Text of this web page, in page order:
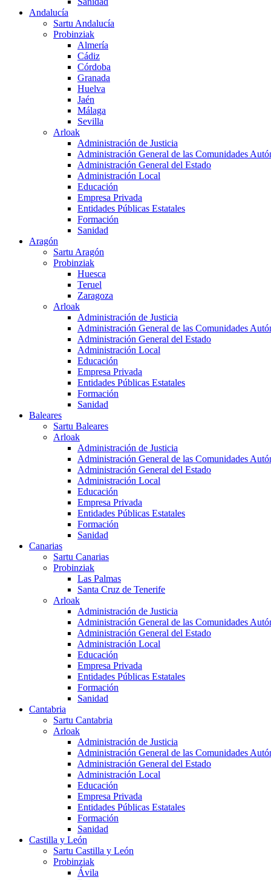
Andalucía
Sartu Andalucía
Probinziak
Almería
Cádiz
Córdoba
Granada
Huelva
Jaén
Málaga
Sevilla
Arloak
Administración de Justicia
Administración General de las Comunidades
Administración General del Estado
Administración Local
Educación
Empresa Privada
Entidades Públicas Estatales
Formación
Sanidad
Aragón
Sartu Aragón
Probinziak
Huesca
Teruel
Zaragoza
Arloak
Administración de Justicia
Administración General de las Comunidades
Administración General del Estado
Administración Local
Educación
Empresa Privada
Entidades Públicas Estatales
Formación
Sanidad
Baleares
Sartu Baleares
Arloak
Administración de Justicia
Administración General de las Comunidades
Administración General del Estado
Administración Local
Educación
Empresa Privada
Entidades Públicas Estatales
Formación
Sanidad
Canarias
Sartu Canarias
Probinziak
Las Palmas
Santa Cruz de Tenerife
Arloak
Administración de Justicia
Administración General de las Comunidades
Administración General del Estado
Administración Local
Educación
Empresa Privada
Entidades Públicas Estatales
Formación
Sanidad
Cantabria
Sartu Cantabria
Arloak
Administración de Justicia
Administración General de las Comunidades
Administración General del Estado
Administración Local
Educación
Empresa Privada
Entidades Públicas Estatales
Formación
Sanidad
Castilla y León
Sartu Castilla y León
Probinziak
Ávila